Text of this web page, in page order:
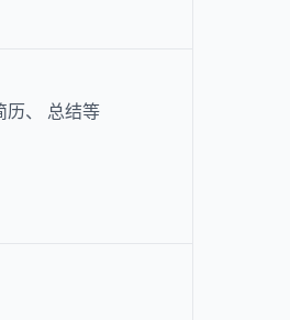
历、 总结等